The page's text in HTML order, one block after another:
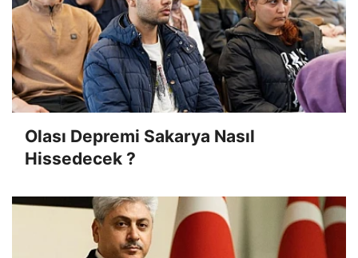
Olası Depremi Sakarya Nasıl
Hissedecek ?